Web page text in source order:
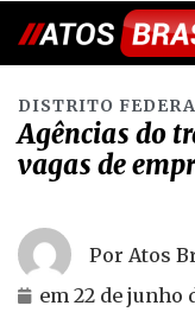
DISTRITO
Agências do
vagas de
Por Atos
em 22 de junho